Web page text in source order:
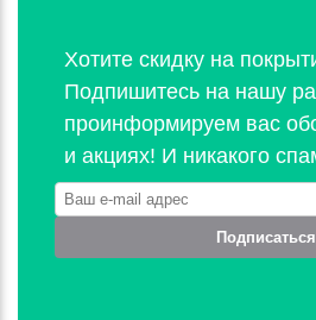
Хотите скидку на
Подпишитесь на нашу
проинформируем вас
и акциях! И никакого
Подписаться